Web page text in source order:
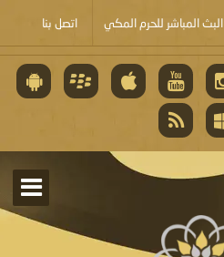
البث المباشر للحرم المكي اتصل بنا